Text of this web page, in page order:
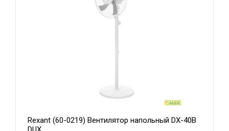
Rexant (60-0219) Вентилятор напольный DX-40B